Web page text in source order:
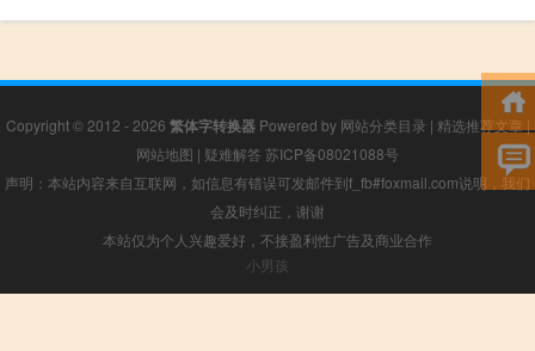
Copyright © 2012 - 2026 繁体字转换器Powered by 网站分类目录 | 精选推荐文章 |
网站地图 | 疑难解答 苏ICP备08021088号
声明：本站内容来自互联网，如信息有错误可发邮件到f_fb#foxmail.com说明，我们
会及时纠正，谢谢
本站仅为个人兴趣爱好，不接盈利性广告及商业合作
小男孩